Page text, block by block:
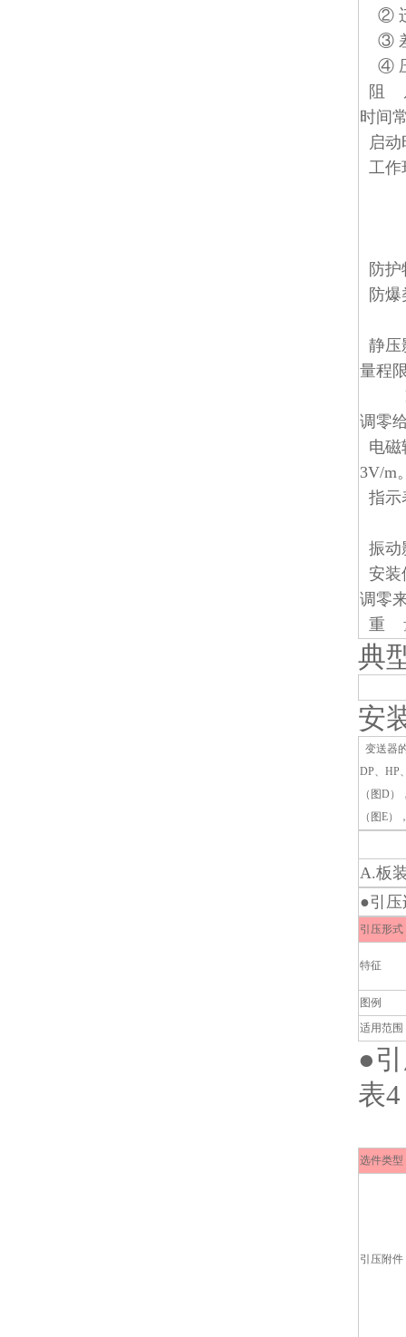
② 迁
③ 差
④ 压
阻
时间
启动
工作
防护
防爆
静压
量程
HP
调零
电磁
3V/m
指示
振动
安装
调零
重
典
安
变送器
DP、HP
（图D
（图E
A.板
●引
引压形式
特征
图例
适用范围
●
表
选件类型
引压附件